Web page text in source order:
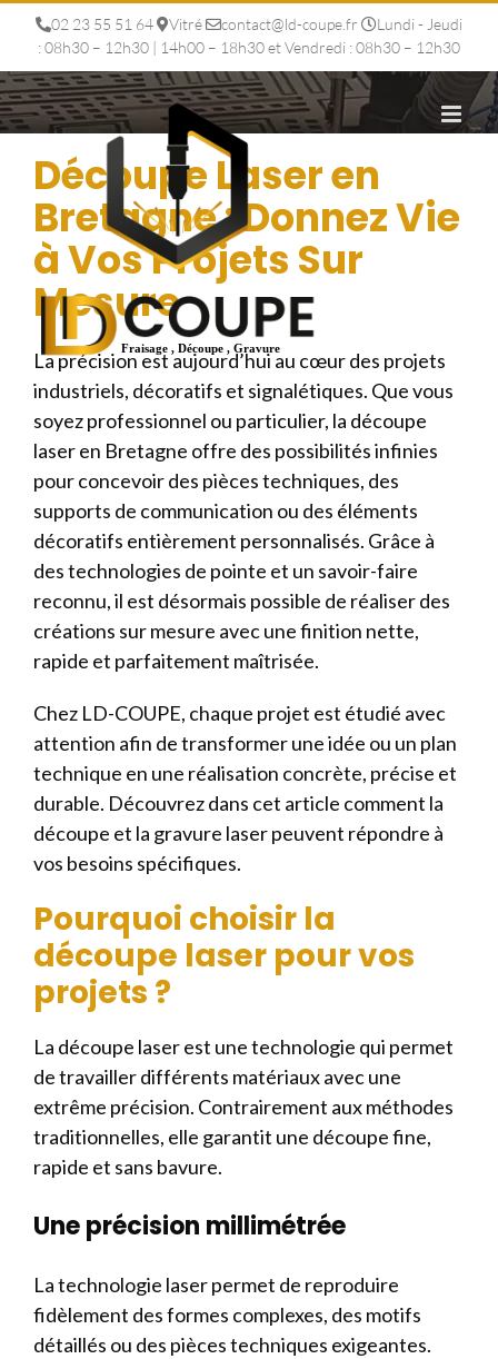
Passer
contenu
02 23 55 51 64 Vitré contact@ld-coupe.fr
Lundi - Jeudi
: 08h30 – 12h30 | 14h00 – 18h30 et Vendredi : 08h30 – 12h30
Découpe Laser en
Bretagne : Donnez Vie
à Vos Projets Sur
Mesure
La précision est aujourd’hui au cœur des projets
industriels, décoratifs et signalétiques. Que vous
soyez professionnel ou particulier, la découpe
laser en Bretagne offre des possibilités infinies
pour concevoir des pièces techniques, des
supports de communication ou des éléments
décoratifs entièrement personnalisés. Grâce à
des technologies de pointe et un savoir-faire
reconnu, il est désormais possible de réaliser des
créations sur mesure avec une finition nette,
rapide et parfaitement maîtrisée.
Chez LD-COUPE, chaque projet est étudié avec
attention afin de transformer une idée ou un plan
technique en une réalisation concrète, précise et
durable. Découvrez dans cet article comment la
découpe et la gravure laser peuvent répondre à
vos besoins spécifiques.
Pourquoi choisir la
découpe laser pour vos
projets ?
La découpe laser est une technologie qui permet
de travailler différents matériaux avec une
extrême précision. Contrairement aux méthodes
traditionnelles, elle garantit une découpe fine,
rapide et sans bavure.
Une précision millimétrée
La technologie laser permet de reproduire
fidèlement des formes complexes, des motifs
détaillés ou des pièces techniques exigeantes.